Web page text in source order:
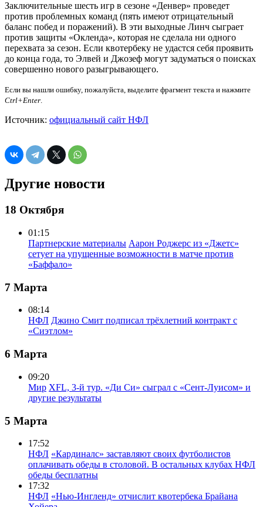
Заключительные шесть игр в сезоне «Денвер» проведет
против проблемных команд (пять имеют отрицательный
баланс побед и поражений). В эти выходные Линч сыграет
против защиты «Окленда», которая не сделала ни одного
перехвата за сезон. Если квотербеку не удастся себя проявить
до конца года, то Элвей и Джозеф могут задуматься о поисках
совершенно нового разыгрывающего.
Если вы нашли ошибку, пожалуйста, выделите фрагмент текста и нажмите
Ctrl+Enter.
Источник: официальный сайт НФЛ
Другие новости
18 Октября
01:15
Партнерские материалы Аарон Роджерс из «Джетс»
сетует на упущенные возможности в матче против
«Баффало»
7 Марта
08:14
НФЛ Джино Смит подписал трёхлетний контракт с
«Сиэтлом»
6 Марта
09:20
Мир XFL, 3-й тур. «Ди Си» сыграл с «Сент-Луисом» и
другие результаты
5 Марта
17:52
НФЛ «Кардиналс» заставляют своих футболистов
оплачивать обеды в столовой. В остальных клубах НФЛ
обеды бесплатны
17:32
НФЛ «Нью-Ингленд» отчислит квотербека Брайана